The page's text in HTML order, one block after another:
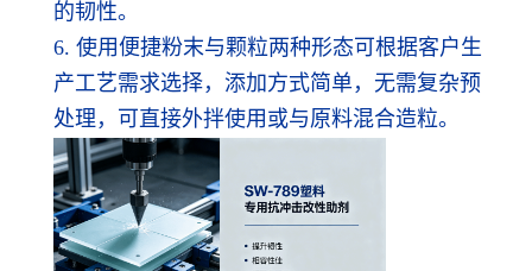
的韧性。
6. 使用便捷粉末与颗粒两种形态可根据客户生
产工艺需求选择，添加方式简单，无需复杂预
处理，可直接外拌使用或与原料混合造粒。